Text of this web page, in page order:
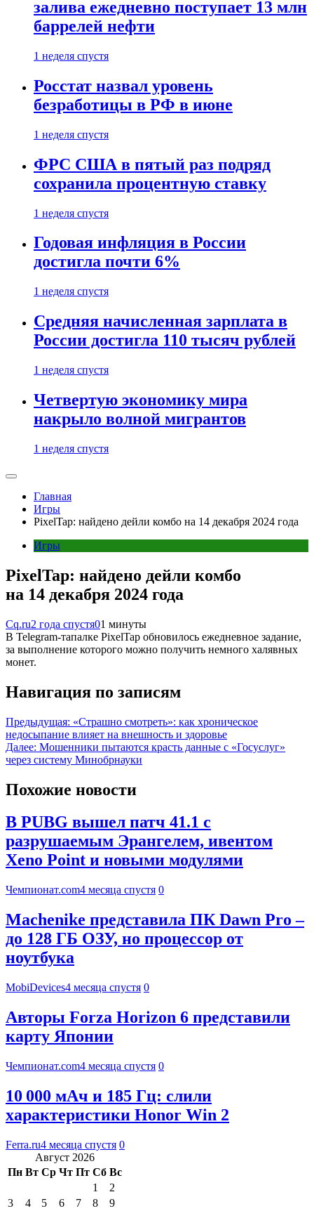
залива ежедневно поступает 13 млн
баррелей нефти
1 неделя спустя
Росстат назвал уровень
безработицы в РФ в июне
1 неделя спустя
ФРС США в пятый раз подряд
сохранила процентную ставку
1 неделя спустя
Годовая инфляция в России
достигла почти 6%
1 неделя спустя
Средняя начисленная зарплата в
России достигла 110 тысяч рублей
1 неделя спустя
Четвертую экономику мира
накрыло волной мигрантов
1 неделя спустя
Главная
Игры
PixelTap: найдено дейли комбо на 14 декабря 2024 года
Игры
PixelTap: найдено дейли комбо
на 14 декабря 2024 года
Cq.ru2 года спустя01 минуты
В Telegram-тапалке PixelTap обновилось ежедневное задание,
за выполнение которого можно получить немного халявных
монет.
Навигация по записям
Предыдущая: «Страшно смотреть»: как хроническое
недосыпание влияет на внешность и здоровье
Далее: Мошенники пытаются красть данные с «Госуслуг»
через систему Минобрнауки
Похожие новости
В PUBG вышел патч 41.1 с
разрушаемым Эрангелем, ивентом
Xeno Point и новыми модулями
Чемпионат.com4 месяца спустя 0
Machenike представила ПК Dawn Pro –
до 128 ГБ ОЗУ, но процессор от
ноутбука
MobiDevices4 месяца спустя 0
Авторы Forza Horizon 6 представили
карту Японии
Чемпионат.com4 месяца спустя 0
10 000 мАч и 185 Гц: слили
характеристики Honor Win 2
Ferra.ru4 месяца спустя 0
Август 2026
Пн Вт Ср Чт Пт Сб Вс
1
2
3
4 5 6 7 8
9